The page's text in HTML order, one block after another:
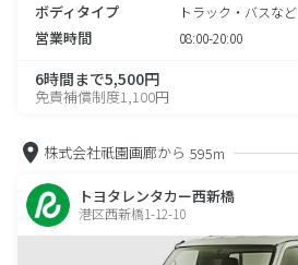
ボディタイプ トラック・バスなど
営業時間 08:00-20:00
6時間まで5,500円
免責補償制度1,100円
株式会社祇園画廊から 595m
トヨタレンタカー西新橋
港区西新橋1-12-10